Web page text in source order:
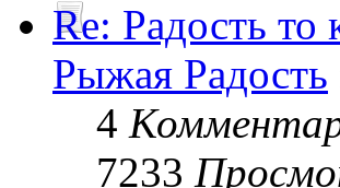
Re: Радость то
Рыжая Радость
4
7233